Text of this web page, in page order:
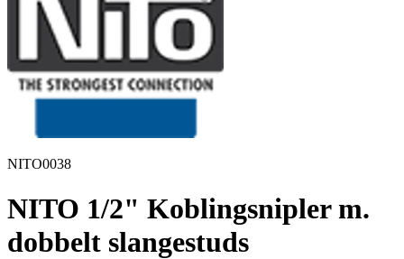
NITO0038
NITO 1/2" Koblingsnipler m.
dobbelt slangestuds